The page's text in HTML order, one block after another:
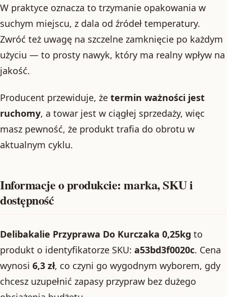
W praktyce oznacza to trzymanie opakowania w
suchym miejscu, z dala od źródeł temperatury.
Zwróć też uwagę na szczelne zamknięcie po każdym
użyciu — to prosty nawyk, który ma realny wpływ na
jakość.
Producent przewiduje, że termin ważności jest
ruchomy, a towar jest w ciągłej sprzedaży, więc
masz pewność, że produkt trafia do obrotu w
aktualnym cyklu.
Informacje o produkcie: marka, SKU i
dostępność
Delibakalie Przyprawa Do Kurczaka 0,25kg to
produkt o identyfikatorze SKU: a53bd3f0020c. Cena
wynosi 6,3 zł, co czyni go wygodnym wyborem, gdy
chcesz uzupełnić zapasy przypraw bez dużego